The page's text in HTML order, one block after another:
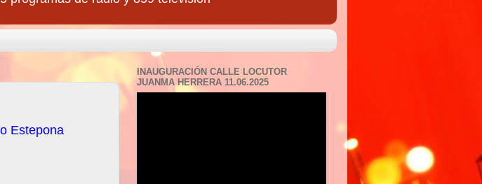
Estepona
INAUGURACIÓN CALLE LOCUTOR
JUANMA HERRERA 11.06.2025